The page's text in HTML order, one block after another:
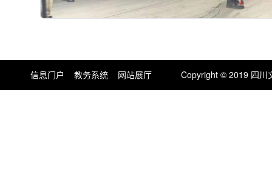
信息门户 教务系统 网站展厅 Copyright © 2019 四川文